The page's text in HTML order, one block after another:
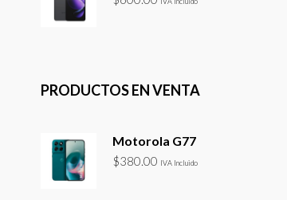
PRODUCTOS EN VENTA
Motorola G77
$380.00 IVA Incluido